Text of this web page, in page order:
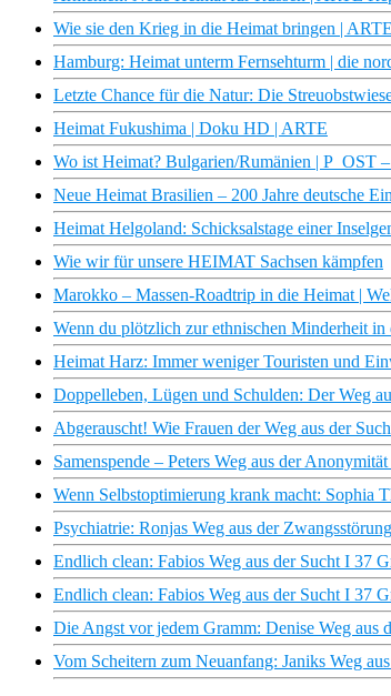
Wie sie den Krieg in die Heimat bringen |
Hamburg: Heimat unterm Fernsehturm | die
Letzte Chance für die Natur: Die
Heimat Fukushima | Doku HD | ARTE
Wo ist Heimat? Bulgarien/Rumänien | P_OST
Neue Heimat Brasilien – 200 Jahre deutsche
Heimat Helgoland: Schicksalstage einer
Wie wir für unsere HEIMAT Sachsen kämpfen
Marokko – Massen-Roadtrip in die Heimat |
Wenn du plötzlich zur ethnischen Minderheit
Heimat Harz: Immer weniger Touristen und
Doppelleben, Lügen und Schulden: Der Weg
Abgerauscht! Wie Frauen der Weg aus der
Samenspende – Peters Weg aus der
Wenn Selbstoptimierung krank macht: Sophia
Psychiatrie: Ronjas Weg aus der
Endlich clean: Fabios Weg aus der Sucht I 37
Endlich clean: Fabios Weg aus der Sucht I 37
Die Angst vor jedem Gramm: Denise Weg aus
Vom Scheitern zum Neuanfang: Janiks Weg